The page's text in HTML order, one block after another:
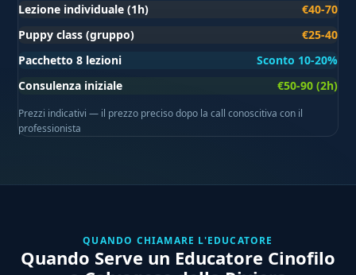
Lezione individuale (1h)
€40-70
Puppy class (gruppo)
€25-40
Pacchetto 8 lezioni
Sconto 10-20%
Consulenza iniziale
€50-90 (2h)
Prezzi indicativi — il prezzo preciso dopo la call conoscitiva con il
professionista
QUANDO CHIAMARE L'EDUCATORE
Quando Serve un Educatore Cinofilo